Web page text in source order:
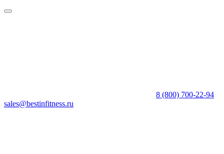
8 (800) 700-22-94
sales@bestinfitness.ru